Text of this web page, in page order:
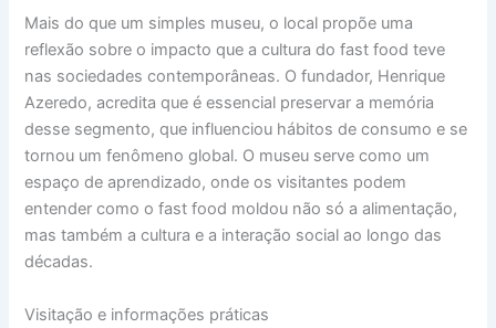
Mais do que um simples museu, o local propõe uma
reflexão sobre o impacto que a cultura do fast food teve
nas sociedades contemporâneas. O fundador, Henrique
Azeredo, acredita que é essencial preservar a memória
desse segmento, que influenciou hábitos de consumo e se
tornou um fenômeno global. O museu serve como um
espaço de aprendizado, onde os visitantes podem
entender como o fast food moldou não só a alimentação,
mas também a cultura e a interação social ao longo das
décadas.
Visitação e informações práticas